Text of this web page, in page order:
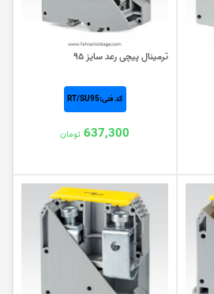
ترمینال پیچی رعد سایز ۹۵
کد فنی:RT/SU95
637,300 تومان